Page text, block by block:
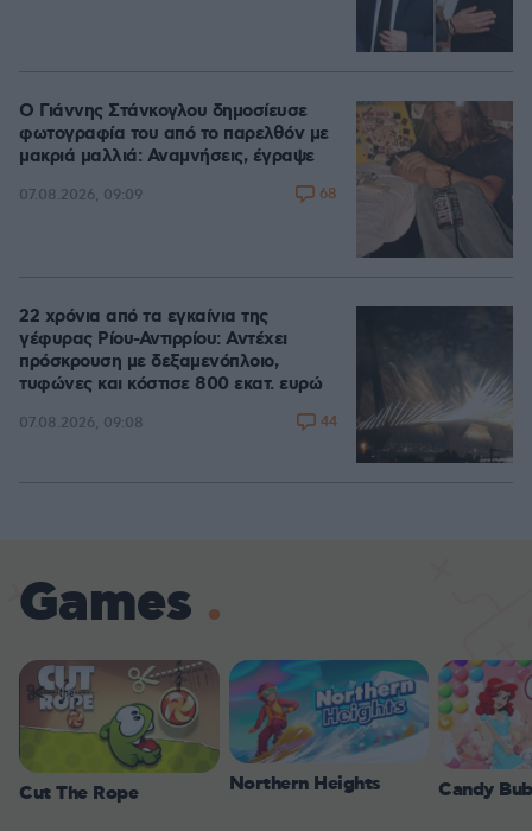
Ο Γιάννης Στάνκογλου δημοσίευσε
φωτογραφία του από το παρελθόν με
μακριά μαλλιά: Αναμνήσεις, έγραψε
07.08.2026, 09:09 68
22 χρόνια από τα εγκαίνια της
γέφυρας Ρίου-Αντιρρίου: Αντέχει
πρόσκρουση με δεξαμενόπλοιο,
τυφώνες και κόστισε 800 εκατ. ευρώ
07.08.2026, 09:08 44
Games
Cut The Rope Northern Heights Candy